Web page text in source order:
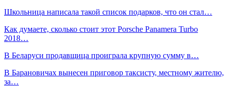
Школьница написала такой список подарков, что он стал…
Как думаете, сколько стоит этот Porsche Panamera Turbo
2018…
В Беларуси продавщица проиграла крупную сумму в…
В Барановичах вынесен приговор таксисту, местному жителю,
за…